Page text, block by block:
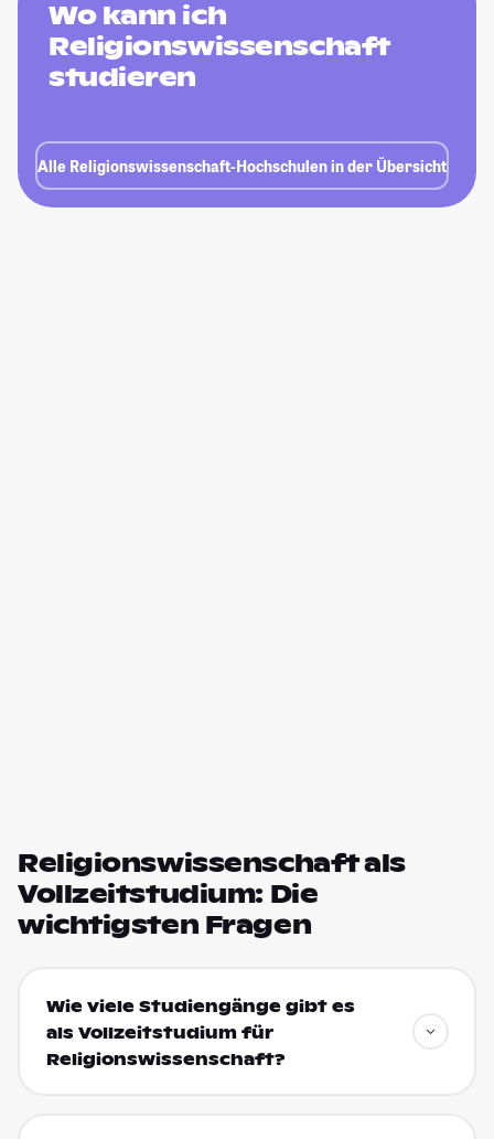
Wo kann ich
Religionswissenschaft
studieren
Alle Religionswissenschaft-Hochschulen in der Übersicht
Religionswissenschaft als
Vollzeitstudium: Die
wichtigsten Fragen
Wie viele Studiengänge gibt es
als Vollzeitstudium für
Religionswissenschaft?